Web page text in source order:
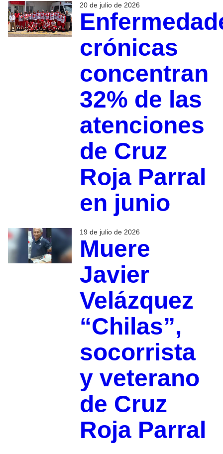
20 de julio de 2026
crónicas
concentran
32% de las
atenciones
de Cruz
Roja Parral
en junio
19 de julio de 2026
Muere
Javier
Velázquez
“Chilas”,
socorrista
y veterano
de Cruz
Roja Parral